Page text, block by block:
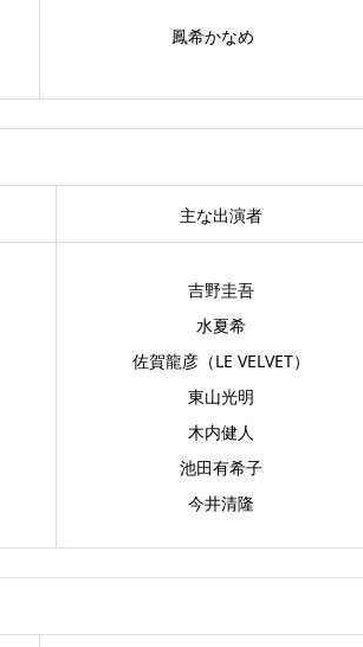
鳳希かなめ
主な出演者
吉野圭吾
水夏希
佐賀龍彦（LE VELVET）
東山光明
木内健人
池田有希子
今井清隆